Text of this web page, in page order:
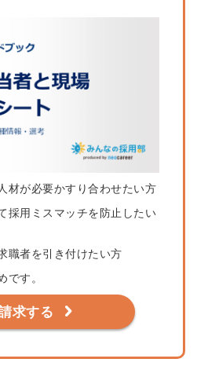
材が必要かすり合わせたい方
採用ミスマッチを防止したい
職者を引き付けたい方
です。
求する